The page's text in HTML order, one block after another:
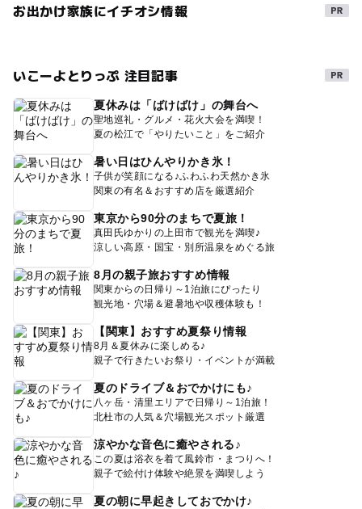
お出かけ家族にイチオシ情報
いこーよとりっぷ 注目記事
夏休みは「ばけばけ」の舞台へ
聖地巡礼・グルメ・花火大会を満喫！
夏の松江で「やりたいこと」をご紹介
暑い日はひんやりかき氷！
子供が笑顔になる♪ふわふわ天然かき氷
関東の有名＆おすすめ店を厳選紹介
東京から90分のまちで夏旅！
真田氏ゆかりの上田市で観光を満喫♪
涼しい高原・国宝・別所温泉をめぐる旅
8月の親子旅おすすめ情報
関東からの日帰り～1泊旅にぴったり
観光地・穴場＆避暑地や収穫体験も！
【関東】おすすめ夏祭り情報
8月＆夏休みに楽しめる♪
親子で行きたいお祭り・イベントが満載
夏のドライブ＆おでかけにも♪
八ヶ岳・清里エリアで日帰り～1泊旅！
北杜市の人気＆穴場観光スポット厳選
涼やかな音色に癒やされる♪
この夏は浴衣を着て風鈴市・まつりへ！
親子で絵付け体験や絶景を満喫しよう
夏の朝に早起きしておでかけ♪